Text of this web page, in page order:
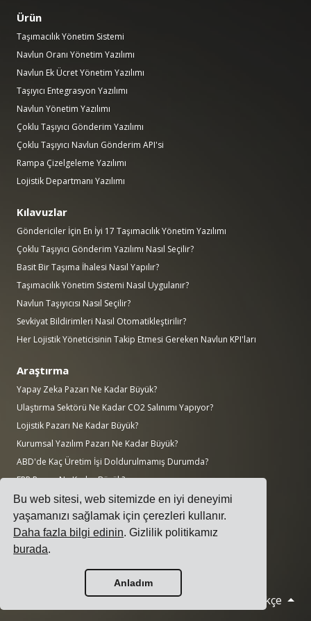
Bu web sitesi, web sitemizde en iyi deneyimi
yaşamanızı sağlamak için çerezleri kullanır.
Daha fazla bilgi edinin. Gizlilik politikamız
burada.
Anladım
Ürün
Taşımacılık Yönetim Sistemi
Navlun Oranı Yönetim Yazılımı
Navlun Ek Ücret Yönetim Yazılımı
Taşıyıcı Entegrasyon Yazılımı
Navlun Yönetim Yazılımı
Çoklu Taşıyıcı Gönderim Yazılımı
Çoklu Taşıyıcı Navlun Gönderim API'si
Rampa Çizelgeleme Yazılımı
Lojistik Departmanı Yazılımı
Kılavuzlar
Göndericiler İçin En İyi 17 Taşımacılık Yönetim Yazılımı
Çoklu Taşıyıcı Gönderim Yazılımı Nasıl Seçilir?
Basit Bir Taşıma İhalesi Nasıl Yapılır?
Taşımacılık Yönetim Sistemi Nasıl Uygulanır?
Navlun Taşıyıcısı Nasıl Seçilir?
Sevkiyat Bildirimleri Nasıl Otomatikleştirilir?
Her Lojistik Yöneticisinin Takip Etmesi Gereken Navlun KPI'ları
Araştırma
Yapay Zeka Pazarı Ne Kadar Büyük?
Ulaştırma Sektörü Ne Kadar CO2 Salınımı Yapıyor?
Lojistik Pazarı Ne Kadar Büyük?
Kurumsal Yazılım Pazarı Ne Kadar Büyük?
ABD'de Kaç Üretim İşi Doldurulmamış Durumda?
ERP Pazarı Ne Kadar Büyük?
İmalat Sektörü Ne Kadar Büyük?
Ciroya Göre Dünyanın En Büyük 50 İmalat Şirketi
AWS vs Azure vs Google: Bulut Pazar Payı (2025)
Ülkelere Göre Veri Merkezi Sayısı (Kasım 2025)
© 2026 Cargoson.com Türkçe